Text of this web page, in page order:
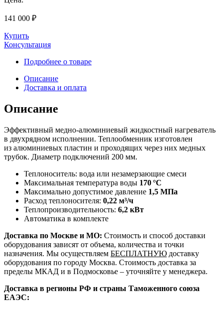
141 000 ₽
Купить
Консультация
Подробнее о товаре
Описание
Доставка и оплата
Описание
Эффективный медно-алюминиевый жидкостный нагреватель
в двухрядном исполнении. Теплообменник изготовлен
из алюминиевых пластин и проходящих через них медных
трубок. Диаметр подключений 200 мм.
Теплоноситель: вода или незамерзающие смеси
Максимальная температура воды 170 °С
Максимально допустимое давление 1,5 МПа
Расход теплоносителя: 0,22 м³/ч
Теплопроизводительность: 6,2 кВт
Автоматика в комплекте
Доставка по Москве и МО: Стоимость и способ доставки
оборудования зависят от объема, количества и точки
назначения. Мы осуществляем БЕСПЛАТНУЮ доставку
оборудования по городу Москва. Стоимость доставка за
пределы МКАД и в Подмосковье – уточняйте у менеджера.
Доставка в регионы РФ и страны Таможенного союза
ЕАЭС: